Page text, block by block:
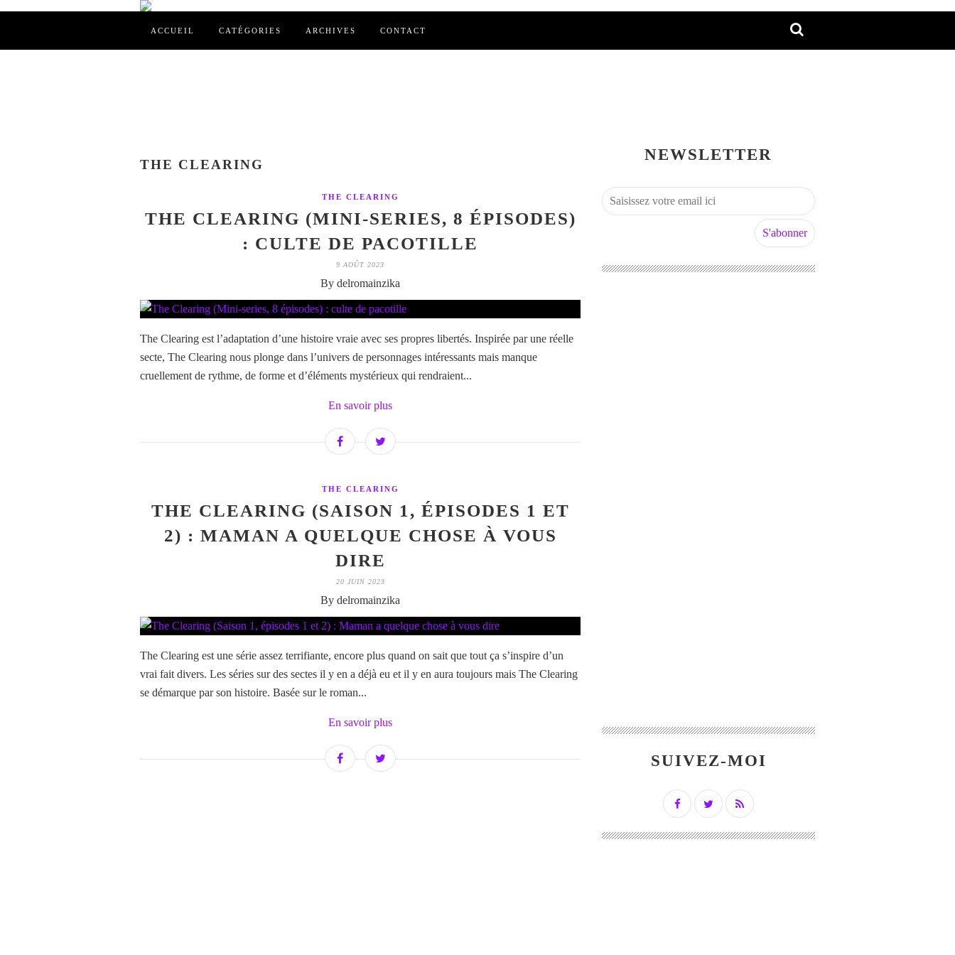
ACCUEIL CATÉGORIES ARCHIVES CONTACT
THE CLEARING
THE CLEARING
THE CLEARING (MINI-SERIES, 8 ÉPISODES)
: CULTE DE PACOTILLE
9 AOÛT 2023
By delromainzika
The Clearing est l’adaptation d’une histoire vraie avec ses propres libertés. Inspirée par une réelle
secte, The Clearing nous plonge dans l’univers de personnages intéressants mais manque
cruellement de rythme, de forme et d’éléments mystérieux qui rendraient...
En savoir plus
THE CLEARING
THE CLEARING (SAISON 1, ÉPISODES 1 ET
2) : MAMAN A QUELQUE CHOSE À VOUS
DIRE
20 JUIN 2023
By delromainzika
The Clearing est une série assez terrifiante, encore plus quand on sait que tout ça s’inspire d’un
vrai fait divers. Les séries sur des sectes il y en a déjà eu et il y en aura toujours mais The Clearing
se démarque par son histoire. Basée sur le roman...
En savoir plus
NEWSLETTER
SUIVEZ-MOI